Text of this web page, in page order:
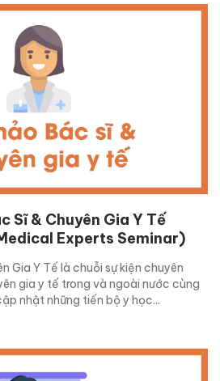
Sĩ & Chuyên Gia Y Tế
Experts Seminar)
Gia Y Tế là chuỗi sự kiện chuyên
gia y tế trong và ngoài nước cùng
nhật những tiến bộ y học...